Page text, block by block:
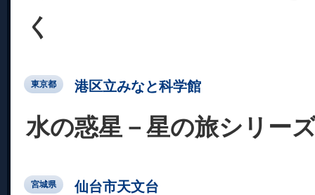
く
東京都 港区立みなと科学館
水の惑星－星の旅シリー
宮城県 仙台市天文台